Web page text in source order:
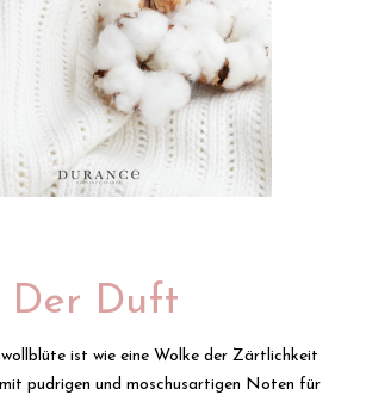
Der Duft
ist wie eine Wolke der Zärtlichkeit
pudrigen und moschusartigen Noten für